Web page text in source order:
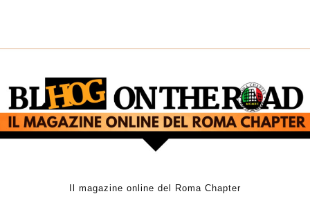
Il magazine online del Roma Chapter